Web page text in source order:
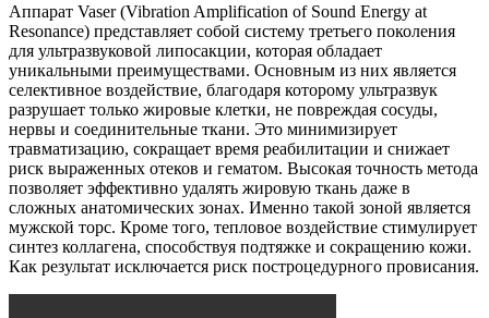
Аппарат Vaser (Vibration Amplification of Sound Energy at
Resonance) представляет собой систему третьего поколения
для ультразвуковой липосакции, которая обладает
уникальными преимуществами. Основным из них является
селективное воздействие, благодаря которому ультразвук
разрушает только жировые клетки, не повреждая сосуды,
нервы и соединительные ткани. Это минимизирует
травматизацию, сокращает время реабилитации и снижает
риск выраженных отеков и гематом. Высокая точность метода
позволяет эффективно удалять жировую ткань даже в
сложных анатомических зонах. Именно такой зоной является
мужской торс. Кроме того, тепловое воздействие стимулирует
синтез коллагена, способствуя подтяжке и сокращению кожи.
Как результат исключается риск построцедурного провисания.